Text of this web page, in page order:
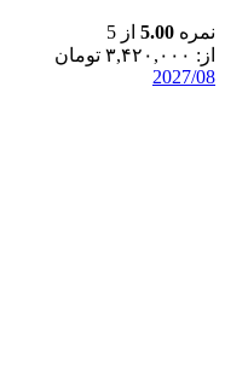
نمره 5.00 از 5
از: ۳,۴۲۰,۰۰۰ تومان
2027/08